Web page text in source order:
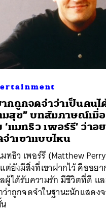
ากถูกจดจำว่าเป็นคน
มสุข” บทสัมภาษณ์เมื่
‘แมทธิว เพอร์รี’ ว่าอ
ำเขาแบบไหน
ทธิว เพอร์รี (Matthew
ต่ยังมีสิ่งที่เขาฝากไว้ คืออย
ผู้ได้รับความรัก มีชีวิตที่ดี แ
าถูกจดจำในฐานะนักแสดงจ